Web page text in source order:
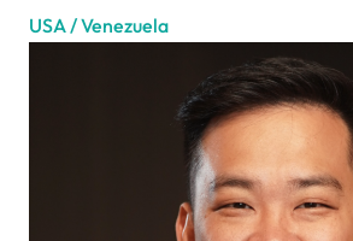
USA / Venezuela